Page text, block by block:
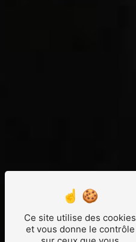
Ce site utilise des cookies
et vous donne le contrôle